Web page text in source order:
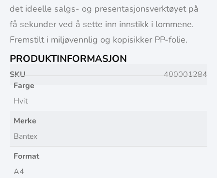
det ideelle salgs- og presentasjonsverktøyet på
få sekunder ved å sette inn innstikk i lommene.
Fremstilt i miljøvennlig og kopisikker PP-folie.
PRODUKTINFORMASJON
SKU
400001284
Farge
Hvit
Merke
Bantex
Format
A4